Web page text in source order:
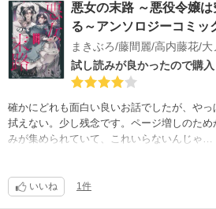
悪女の末路 ～悪役令嬢
る～アンソロジーコミッ
まきぶろ/藤間麗/高内藤花/
試し読みが良かったので購
確かにどれも面白い良いお話でしたが、や
拭えない。少し残念です。ページ増しのた
みが集められていて、これいらないんじゃ…
いいね 1件